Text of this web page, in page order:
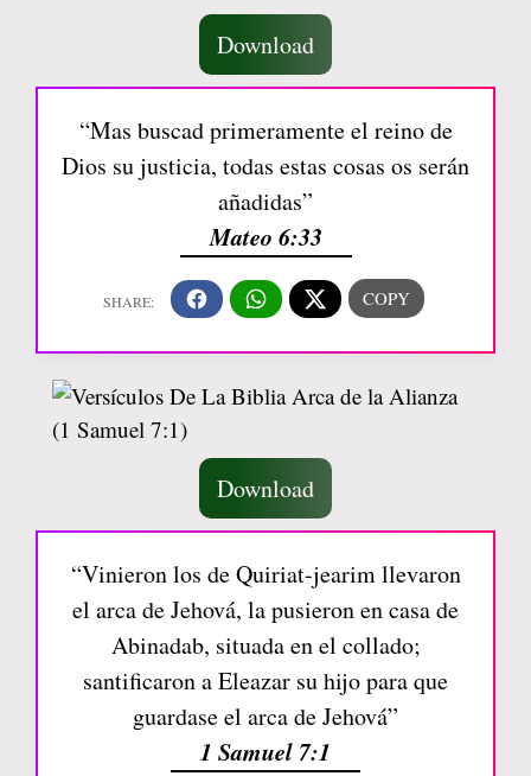
Download
“Mas buscad primeramente el reino de
Dios su justicia, todas estas cosas os serán
añadidas”
Mateo 6:33
Download
“Vinieron los de Quiriat-jearim llevaron
el arca de Jehová, la pusieron en casa de
Abinadab, situada en el collado;
santificaron a Eleazar su hijo para que
guardase el arca de Jehová”
1 Samuel 7:1